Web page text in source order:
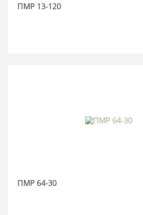
ПМР 13-120
ПМР 64-30